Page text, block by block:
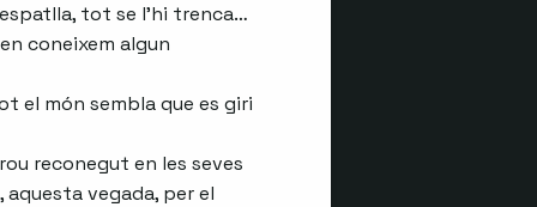
tot se l’hi trenca…
coneixem algun
el món sembla que es giri
reconegut en les seves
vegada, per el